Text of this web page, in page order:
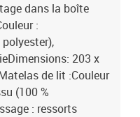
dans la boîte
:
203 x
de lit :Couleur
(100 %
: ressorts